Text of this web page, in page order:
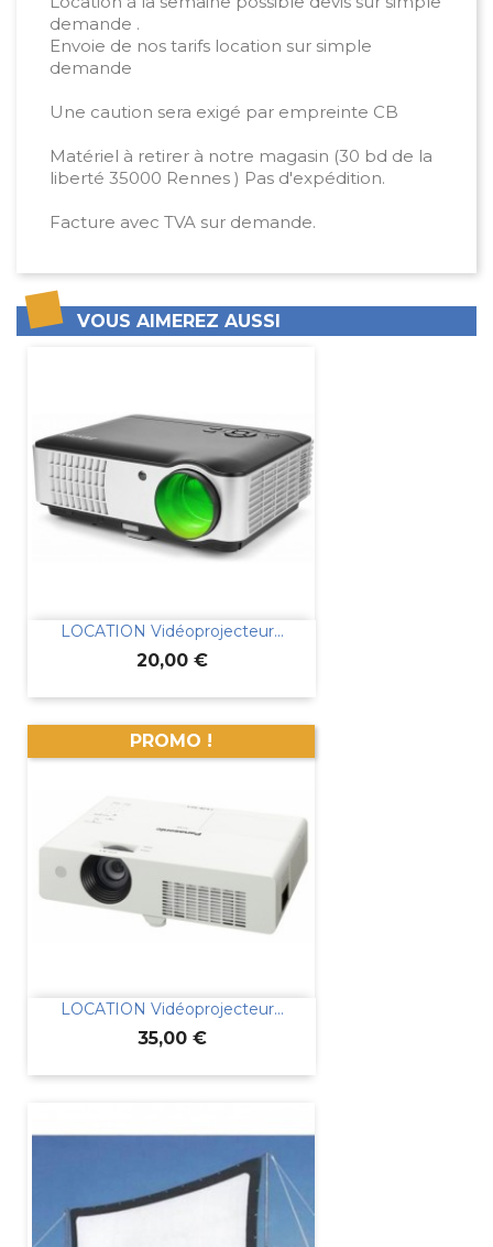
demande .
Envoie de nos tarifs location sur simple
demande
Une caution sera exigé par empreinte CB
Matériel à retirer à notre magasin (30 bd de la
liberté 35000 Rennes ) Pas d'expédition.
Facture avec TVA sur demande.
VOUS AIMEREZ AUSSI
LOCATION Vidéoprojecteur...
Prix
20,00 €
LOCATION Vidéoprojecteur...
Prix
35,00 €
PROMO !